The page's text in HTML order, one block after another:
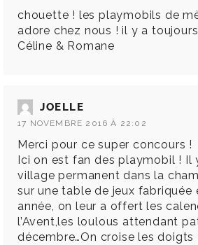
chouette ! les playmobils de
adore chez nous ! il y a
Céline & Romane
JOELLE
17 NOVEMBRE 2016 À 22:02
Merci pour ce super concours !
Ici on est fan des playmobil ! Il
village permanent dans la
sur une table de jeux fabriquée
année, on leur a offert les
l’Avent,les loulous attendant
décembre…On croise les doigts